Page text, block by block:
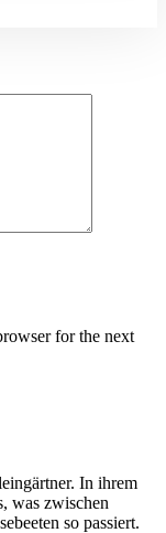
for the next
In ihrem
was zwischen
so passiert.